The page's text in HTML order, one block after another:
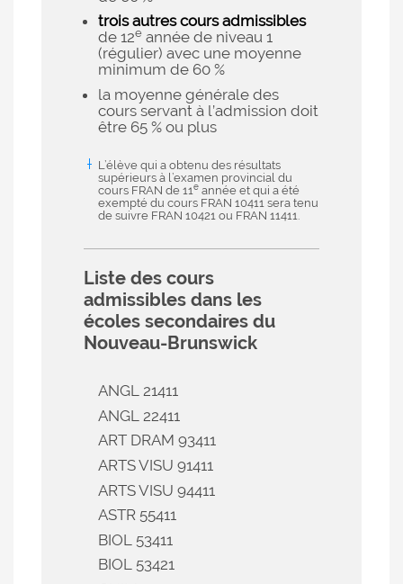
trois autres cours admissibles
de 12e année de niveau 1
(régulier) avec une moyenne
minimum de 60 %
la moyenne générale des
cours servant à l’admission doit
être 65 % ou plus
L’élève qui a obtenu des résultats
supérieurs à l’examen provincial du
cours FRAN de 11e année et qui a été
exempté du cours FRAN 10411 sera tenu
de suivre FRAN 10421 ou FRAN 11411.
Liste des cours
admissibles dans les
écoles secondaires du
Nouveau-Brunswick
ANGL 21411
ANGL 22411
ART DRAM 93411
ARTS VISU 91411
ARTS VISU 94411
ASTR 55411
BIOL 53411
BIOL 53421